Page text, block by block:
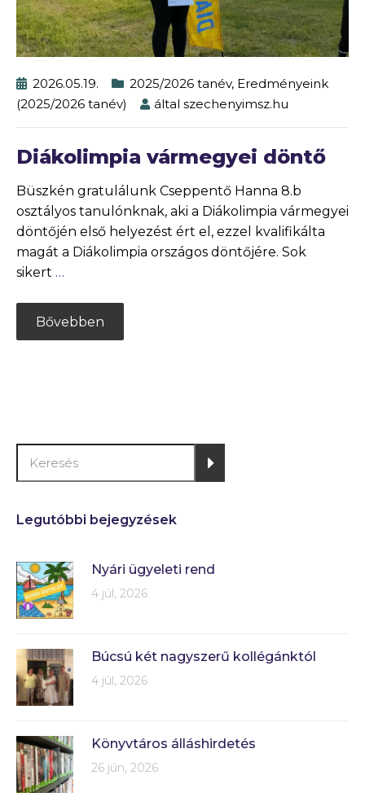
2026.05.19. 2025/2026 tanév, Eredményeink
(2025/2026 tanév)
által szechenyimsz.hu
Diákolimpia vármegyei döntő
Büszkén gratulálunk Cseppentő Hanna 8.b
osztályos tanulónknak, aki a Diákolimpia vármegyei
döntőjén első helyezést ért el, ezzel kvalifikálta
magát a Diákolimpia országos döntőjére. Sok
sikert …
Bővebben
Legutóbbi bejegyzések
Nyári ügyeleti rend
4 júl, 2026
Búcsú két nagyszerű kollégánktól
4 júl, 2026
Könyvtáros álláshirdetés
26 jún, 2026